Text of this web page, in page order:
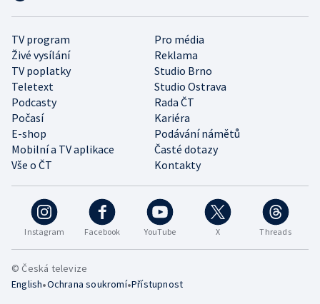
Instagram Facebook YouTube X Threads
TV program
Pro média
Živé vysílání
Reklama
TV poplatky
Studio Brno
Teletext
Studio Ostrava
Podcasty
Rada ČT
Počasí
Kariéra
E-shop
Podávání námětů
Mobilní a TV aplikace
Časté dotazy
Vše o ČT
Kontakty
© Česká televize
English•Ochrana soukromí•Přístupnost